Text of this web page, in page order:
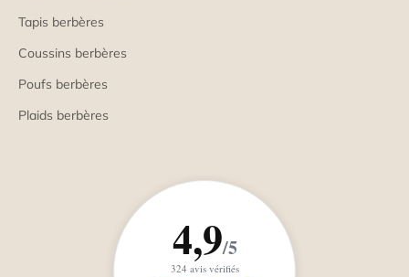
Tapis berbères
Coussins berbères
Poufs berbères
Plaids berbères
4,9/5
324 avis vérifiés